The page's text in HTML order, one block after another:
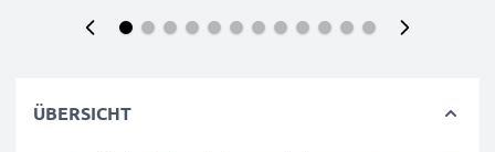
ÜBERSICHT